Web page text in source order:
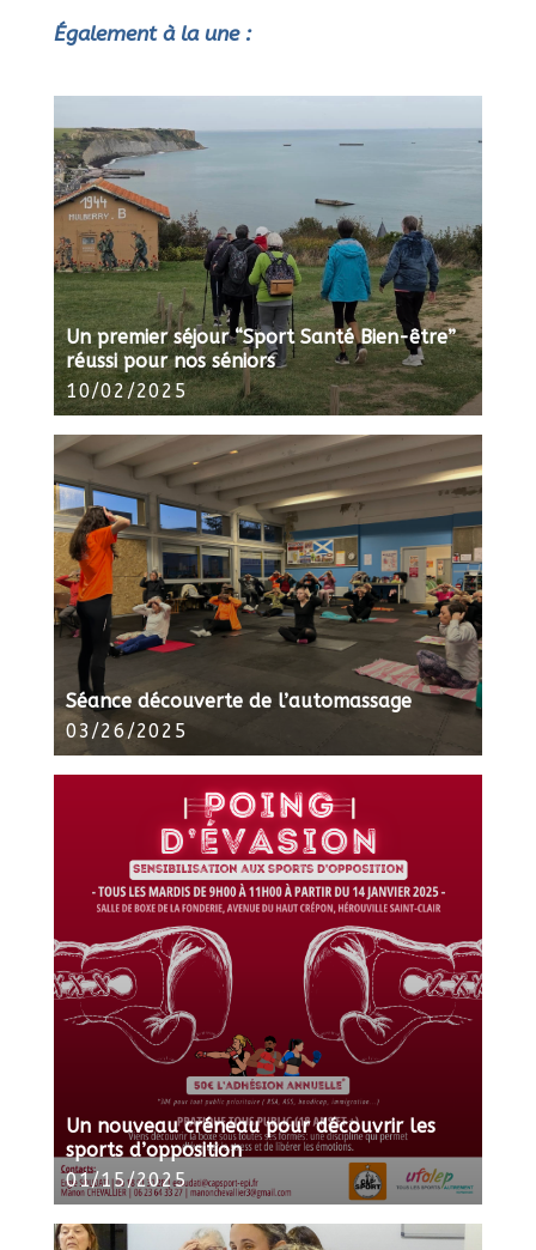
Également à la une :
Un premier séjour “Sport Santé Bien-être”
réussi pour nos séniors
10/02/2025
Séance découverte de l’automassage
03/26/2025
Un nouveau créneau pour découvrir les
sports d’opposition
01/15/2025